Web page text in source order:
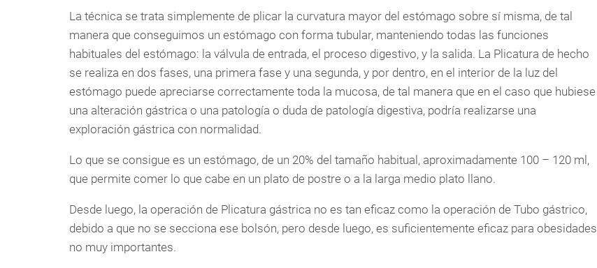
La técnica se trata simplemente de plicar la curvatura mayor del estómago sobre sí misma, de tal
manera que conseguimos un estómago con forma tubular, manteniendo todas las funciones
habituales del estómago: la válvula de entrada, el proceso digestivo, y la salida. La Plicatura de hecho
se realiza en dos fases, una primera fase y una segunda, y por dentro, en el interior de la luz del
estómago puede apreciarse correctamente toda la mucosa, de tal manera que en el caso que hubiese
una alteración gástrica o una patología o duda de patología digestiva, podría realizarse una
exploración gástrica con normalidad.
Lo que se consigue es un estómago, de un 20% del tamaño habitual, aproximadamente 100 – 120 ml,
que permite comer lo que cabe en un plato de postre o a la larga medio plato llano.
Desde luego, la operación de Plicatura gástrica no es tan eficaz como la operación de Tubo gástrico,
debido a que no se secciona ese bolsón, pero desde luego, es suficientemente eficaz para obesidades
no muy importantes.